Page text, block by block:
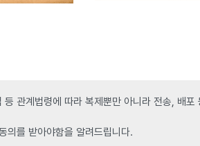
관계법령에 따라 복제뿐만 아니라 전송, 배
의를 받아야함을 알려드립니다.